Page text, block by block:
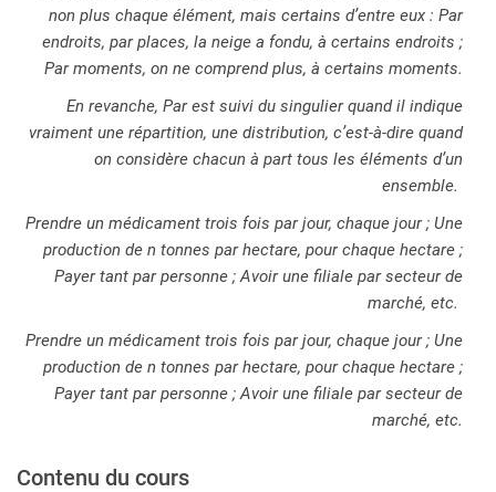
non plus chaque élément, mais certains d’entre eux : Par
endroits, par places, la neige a fondu, à certains endroits ;
Par moments, on ne comprend plus, à certains moments.
En revanche, Par est suivi du singulier quand il indique
vraiment une répartition, une distribution, c’est-à-dire quand
on considère chacun à part tous les éléments d’un
ensemble.
Prendre un médicament trois fois par jour, chaque jour ; Une
production de n tonnes par hectare, pour chaque hectare ;
Payer tant par personne ; Avoir une filiale par secteur de
marché, etc.
Prendre un médicament trois fois par jour, chaque jour ; Une
production de n tonnes par hectare, pour chaque hectare ;
Payer tant par personne ; Avoir une filiale par secteur de
marché, etc.
Contenu du cours